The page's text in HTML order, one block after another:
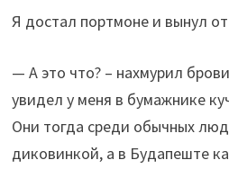
Я достал портмоне и вынул
— А это что? – нахмурил
увидел у меня в бумажнике
Они тогда среди обычных
диковинкой, а в Будапеште